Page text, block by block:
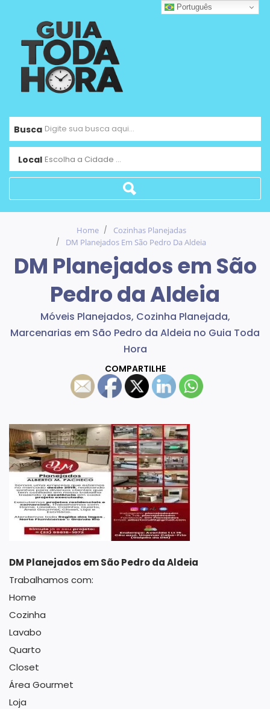
Busca
Local Escolha a Cidade ...
Home
Cozinhas Planejadas
DM Planejados Em São Pedro Da Aldeia
DM Planejados em São
Pedro da Aldeia
Móveis Planejados, Cozinha Planejada,
Marcenarias em São Pedro da Aldeia no Guia Toda
Hora
COMPARTILHE
DM Planejados em São Pedro da Aldeia
Trabalhamos com:
Home
Cozinha
Lavabo
Quarto
Closet
Área Gourmet
Loja
Português